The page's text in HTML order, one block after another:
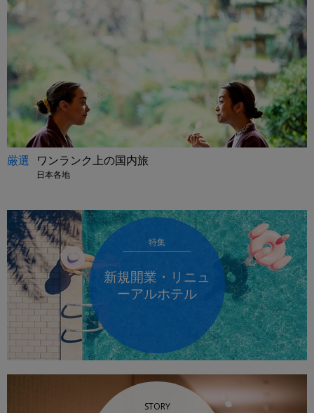
厳選 ワンランク上の国内旅
日本各地
特集
新規開業・リニュ
ーアルホテル
STORY